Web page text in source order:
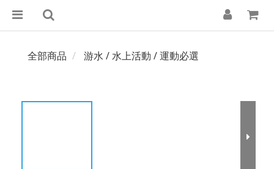
全部商品 游水 / 水上活動 / 運動必選